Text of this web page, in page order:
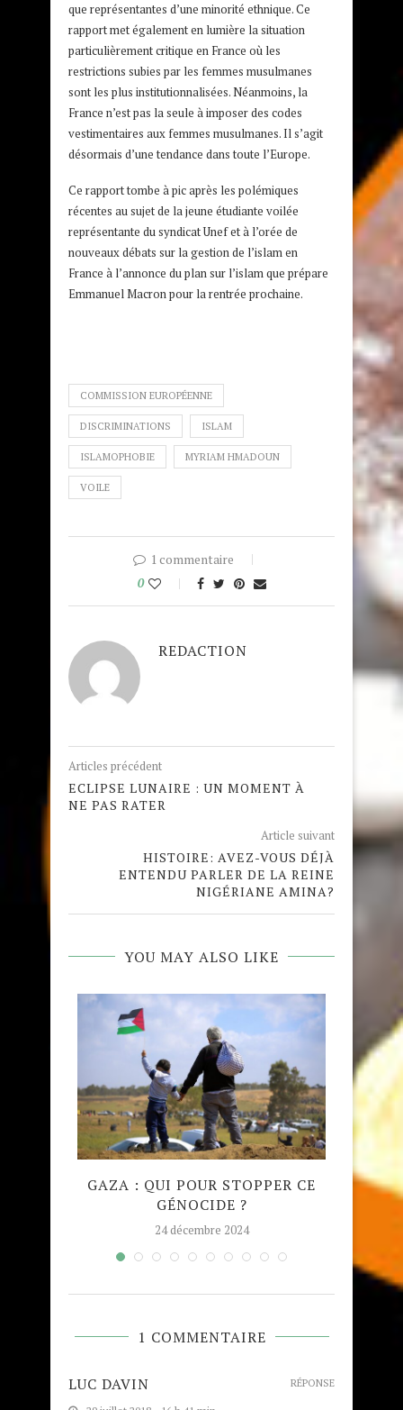
que représentantes d’une minorité ethnique. Ce
rapport met également en lumière la situation
particulièrement critique en France où les
restrictions subies par les femmes musulmanes
sont les plus institutionnalisées. Néanmoins, la
France n’est pas la seule à imposer des codes
vestimentaires aux femmes musulmanes. Il s’agit
désormais d’une tendance dans toute l’Europe.
Ce rapport tombe à pic après les polémiques
récentes au sujet de la jeune étudiante voilée
représentante du syndicat Unef et à l’orée de
nouveaux débats sur la gestion de l’islam en
France à l’annonce du plan sur l’islam que prépare
Emmanuel Macron pour la rentrée prochaine.
COMMISSION EUROPÉENNE
DISCRIMINATIONS ISLAM
ISLAMOPHOBIE MYRIAM HMADOUN
VOILE
1 commentaire
0
REDACTION
Articles précédent
ECLIPSE LUNAIRE : UN MOMENT À
NE PAS RATER
Article suivant
HISTOIRE: AVEZ-VOUS DÉJÀ
ENTENDU PARLER DE LA REINE
NIGÉRIANE AMINA?
YOU MAY ALSO LIKE
GAZA : QUI POUR STOPPER CE
GÉNOCIDE ?
24 décembre 2024
1 COMMENTAIRE
LUC DAVIN RÉPONSE